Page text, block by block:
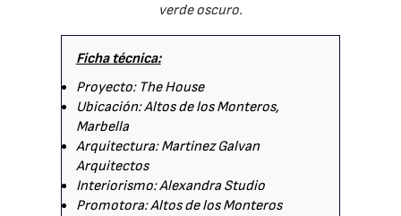
verde oscuro.
Ficha técnica:
Proyecto: The House
Ubicación: Altos de los Monteros,
Marbella
Arquitectura: Martinez Galvan
Arquitectos
Interiorismo: Alexandra Studio
Promotora: Altos de los Monteros